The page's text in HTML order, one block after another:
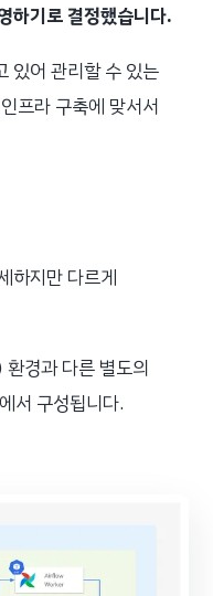
하기로 결정했습니다.
있어 관리할 수 있는
프라 구축에 맞서서
하지만 다르게
경과 다른 별도의
서 구성됩니다.